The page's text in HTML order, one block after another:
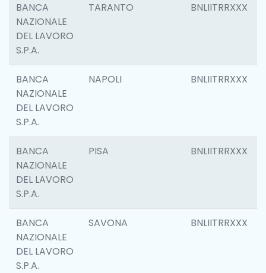
BANCA
NAZIONALE
DEL LAVORO
S.P.A.
TARANTO BNLIITRRXXX
BANCA
NAZIONALE
DEL LAVORO
S.P.A.
NAPOLI BNLIITRRXXX
BANCA
NAZIONALE
DEL LAVORO
S.P.A.
PISA BNLIITRRXXX
BANCA
NAZIONALE
DEL LAVORO
S.P.A.
SAVONA BNLIITRRXXX